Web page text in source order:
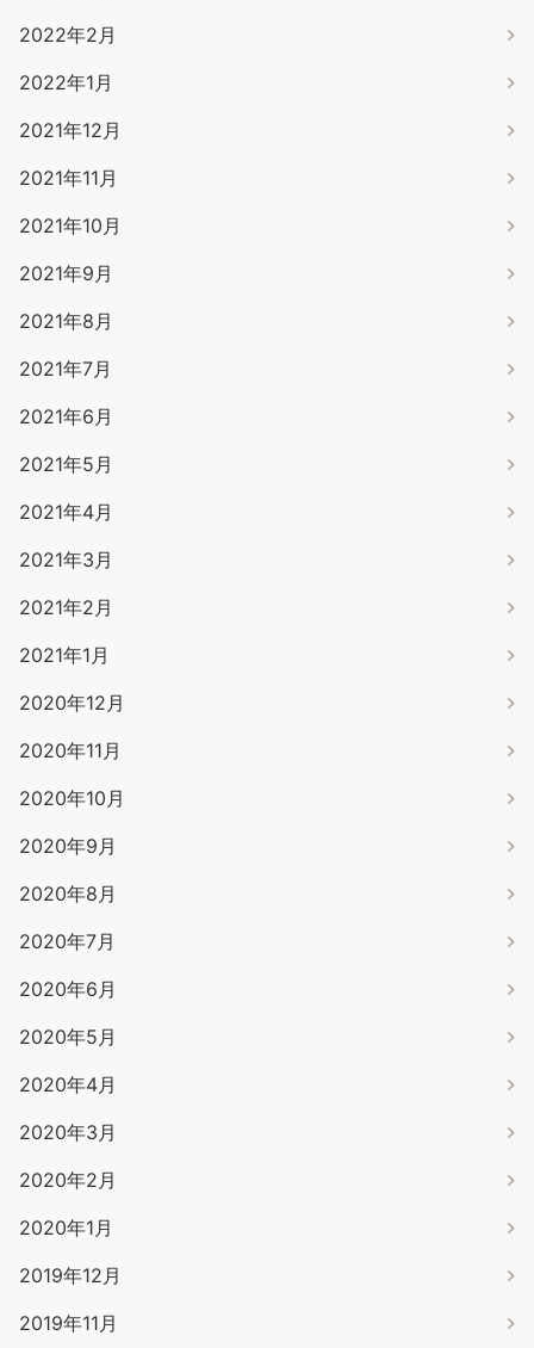
2022年2月
2022年1月
2021年12月
2021年11月
2021年10月
2021年9月
2021年8月
2021年7月
2021年6月
2021年5月
2021年4月
2021年3月
2021年2月
2021年1月
2020年12月
2020年11月
2020年10月
2020年9月
2020年8月
2020年7月
2020年6月
2020年5月
2020年4月
2020年3月
2020年2月
2020年1月
2019年12月
2019年11月